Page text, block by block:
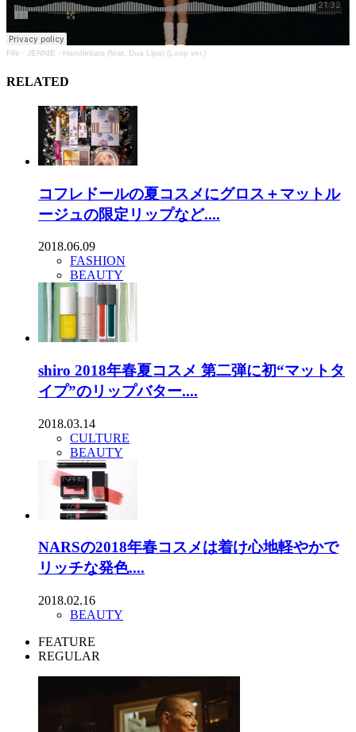
Fife · JENNIE - Handlebars (feat. Dua Lipa) (Loop ver.)
RELATED
コフレドールの夏コスメにグロス＋マットル
ージュの限定リップなど....
2018.06.09
FASHION
BEAUTY
shiro 2018年春夏コスメ 第二弾に初“マットタ
イプ”のリップバター....
2018.03.14
CULTURE
BEAUTY
NARSの2018年春コスメは着け心地軽やかで
リッチな発色....
2018.02.16
BEAUTY
FEATURE
REGULAR